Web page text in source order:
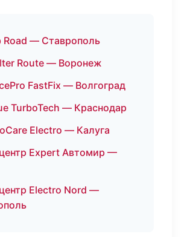
— Ставрополь
Route — Воронеж
FastFix — Волгоград
TurboTech — Краснодар
Electro — Калуга
Expert Автомир —
Electro Nord —